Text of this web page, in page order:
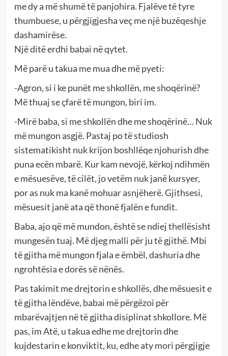
me dy a më shumë të panjohira. Fjalëve të tyre
thumbuese, u përgjigjesha veç me një buzëqeshje
dashamirëse.
Një ditë erdhi babai në qytet.
Më parë u takua me mua dhe më pyeti:
-Agron, si i ke punët me shkollën, me shoqërinë?
Më thuaj se çfarë të mungon, biri im.
-Mirë baba, si me shkollën dhe me shoqërinë… Nuk
më mungon asgjë. Pastaj po të studiosh
sistematikisht nuk krijon boshllëqe njohurish dhe
puna ecën mbarë. Kur kam nevojë, kërkoj ndihmën
e mësuesëve, të cilët, jo vetëm nuk janë kursyer,
por as nuk ma kanë mohuar asnjëherë. Gjithsesi,
mësuesit janë ata që thonë fjalën e fundit.
Baba, ajo që më mundon, është se ndiej thellësisht
mungesën tuaj. Më djeg malli për ju të gjithë. Mbi
të gjitha më mungon fjala e ëmbël, dashuria dhe
ngrohtësia e dorës së nënës.
Pas takimit me drejtorin e shkollës, dhe mësuesit e
të gjitha lëndëve, babai më përgëzoi për
mbarëvajtjen në të gjitha disiplinat shkollore. Më
pas, im Atë, u takua edhe me drejtorin dhe
kujdestarin e konviktit, ku, edhe aty mori përgjigje